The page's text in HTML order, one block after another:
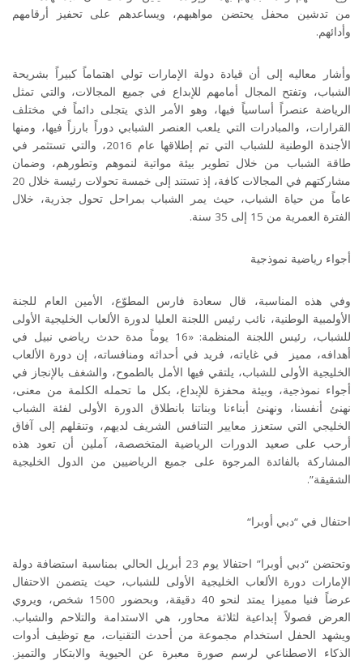
من تدشين محفل يحتضن مواهبهم، ويساعدهم على تحفيز أرقامهم
وأدائهم.
وأشار معاليه إلى أن قيادة دولة الإمارات تولي اهتماماً كبيراً بشريحة
الشباب، وتفتح المجال أمامهم للإبداع في جميع المجالات، والتي تمثل
الرياضة عنصراً أساسياً فيها، وهو الأمر الذي يتجلى دائماً في مختلف
القرارات، والمبادرات التي يلعب العنصر الشبابي دوراً بارزاً فيها، ومنها
الأجندة الوطنية للشباب التي تم إطلاقها عام 2016، والتي تستثمر في
طاقة الشباب من خلال تطوير بيئة مواتية لنموهم وتطورهم، وضمان
مشاركتهم في المجالات كافة، إذ تستند إلى خمسة تحولات رئيسة خلال 20
عاماً من حياة الشباب، حيث يمر الشباب بمراحل تحول جذرية، خلال
الفترة العمرية من 15 إلى 35 سنة
.
أجواء رياضية نموذجية
وفي هذه المناسبة، قال سعادة فارس المطوّع، الأمين العام للجنة
الأولمبية الوطنية، نائب رئيس اللجنة العليا لدورة الألعاب الخليجية الأولى
للشباب، رئيس اللجنة المنظمة: «16 يوماً مدة حدث رياضي نبيل في
أهدافه، مميز في غاياته، فريد في أحداثه ومنافساته، إن دورة الألعاب
الخليجية الأولى للشباب، يلتقي فيها الأمل بالطموح، والشغف بالإنجاز في
أجواء نموذجية، وبيئة محفزة للإبداع، بكل ما تحمله الكلمة من معنى،
نهنئ أنفسنا، ونهنئ أبناءنا وبناتنا بانطلاق الدورة الأولى لفئة الشباب
الخليجي التي ستعزز معايير التنافس الشريف لديهم، وتنقلهم إلى آفاق
أرحب على صعيد الدورات الرياضية المتخصصة، آملين أن تعود هذه
المشاركة بالفائدة المرجوة على جميع الرياضيين من الدول الخليجية
الشقيقة”.
احتفال في “دبي أوبرا“
وتحتضن “دبي أوبرا” احتفالا يوم 23 أبريل الحالي بمناسبة استضافة دولة
الإمارات دورة الألعاب الخليجية الأولى للشباب، حيث يتضمن الاحتفال
عرضاً فنيا مميزا يمتد لنحو 40 دقيقة، وبحضور 1500 شخص، ويروي
العرض فصولاً إبداعية لثلاثة محاور، هي الاستدامة والتلاحم والشباب.
ويشهد الحفل استخدام مجموعة من أحدث التقنيات، مع توظيف أدوات
الذكاء الاصطناعي لرسم صورة معبرة عن الحيوية والابتكار والتميز.